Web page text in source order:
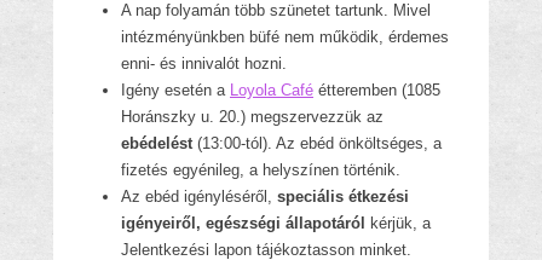
A nap folyamán több szünetet tartunk. Mivel
intézményünkben büfé nem működik, érdemes
enni- és innivalót hozni.
Igény esetén a Loyola Café étteremben (1085
Horánszky u. 20.) megszervezzük az
ebédelést (13:00-tól). Az ebéd önköltséges, a
fizetés egyénileg, a helyszínen történik.
Az ebéd igényléséről, speciális étkezési
igényeiről, egészségi állapotáról
kérjük, a
Jelentkezési lapon tájékoztasson minket.